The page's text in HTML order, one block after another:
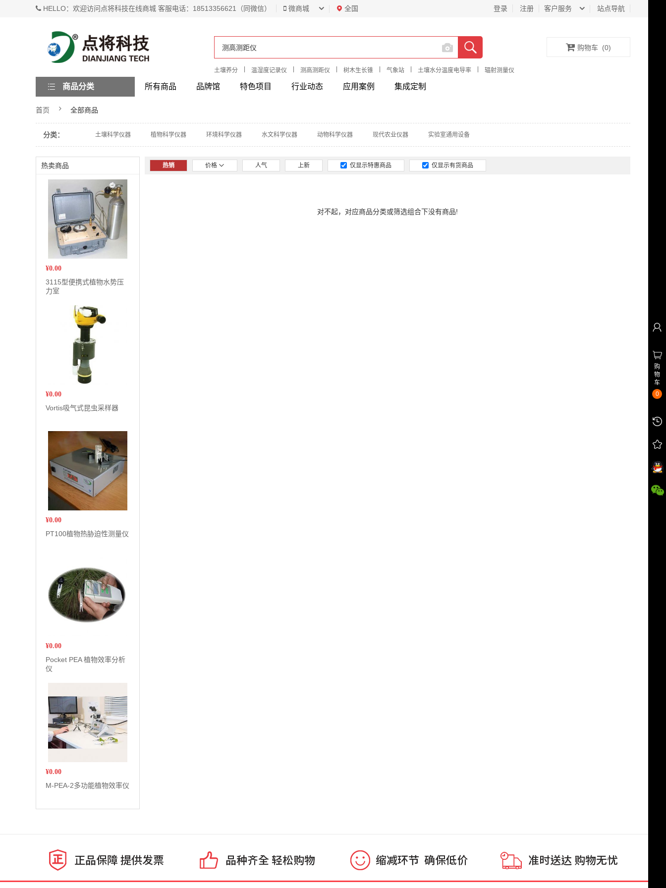
HELLO：欢迎访问点将科技在线商城 客服电话：18513356621（同微信） 微商城 全国 客户服务 站点导航
登录 注册
土壤养分 温湿度记录仪 测高测距仪 树木生长锥 气象站 土壤水分温度电导率 辐射测量仪
购物车 (0)
所有商品 品牌馆 特色项目 行业动态 应用案例 集成定制
商品分类
首页 全部商品
分类： 土壤科学仪器 植物科学仪器 环境科学仪器 水文科学仪器 动物科学仪器 现代农业仪器 实验室通用设备
热卖商品
¥0.00
3115型便携式植物水势压
力室
¥0.00
Vortis吸气式昆虫采样器
¥0.00
PT100植物热胁迫性测量仪
¥0.00
Pocket PEA 植物效率分析
仪
¥0.00
M-PEA-2多功能植物效率仪
热销 价格 人气 上新 仅显示特惠商品 仅显示有货商品
对不起，对应商品分类或筛选组合下没有商品!
购
物
车
0